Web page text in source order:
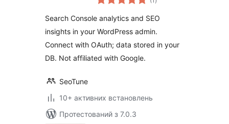
рейтинг
Search Console analytics and SEO
insights in your WordPress admin.
Connect with OAuth; data stored in your
DB. Not affiliated with Google.
SeoTune
10+ активних встановлень
Протестований з 7.0.3